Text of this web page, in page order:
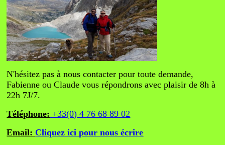
N'hésitez pas à nous contacter pour toute demande,
Fabienne ou Claude vous répondrons avec plaisir de 8h à
22h 7J/7.
Téléphone: +33(0) 4 76 68 89 02
Email:Cliquez ici pour nous écrire